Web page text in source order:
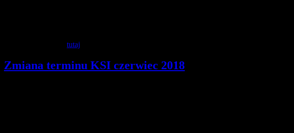
tutaj
Zmiana terminu KSI czerwiec 2018